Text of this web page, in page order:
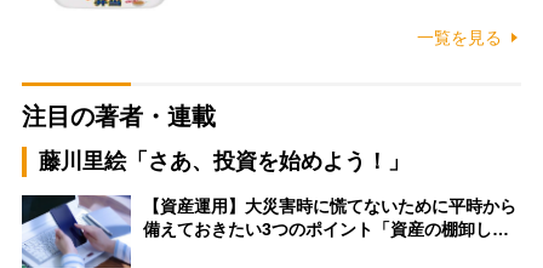
一覧を見る
注目の著者・連載
藤川里絵「さあ、投資を始めよう！」
【資産運用】大災害時に慌てないために平時から
備えておきたい3つのポイント「資産の棚卸し…